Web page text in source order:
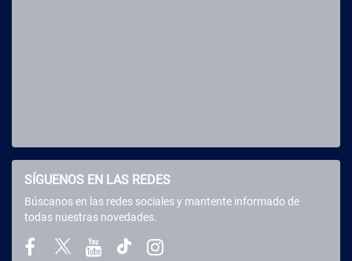
SÍGUENOS EN LAS REDES
Búscanos en las redes sociales y mantente informado de
todas nuestras novedades.